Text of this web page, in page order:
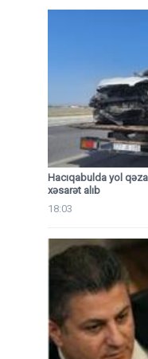
Hacıqabulda yol
xəsarət alıb
18:03